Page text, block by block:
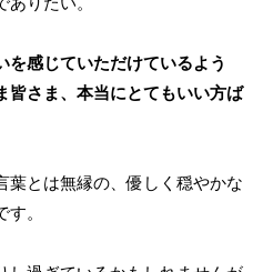
を感じていただけているよう
皆さま、本当にとてもいい方ば
葉とは無縁の、優しく穏やかな
。